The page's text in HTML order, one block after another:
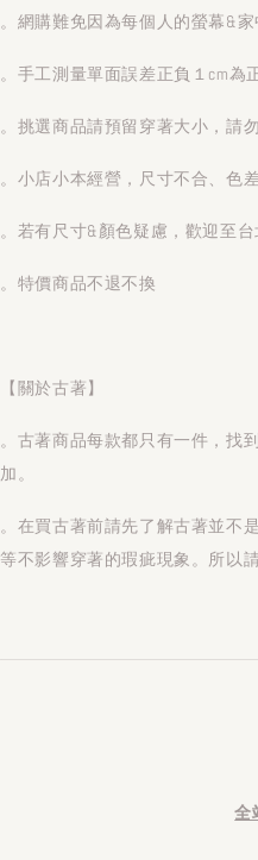
。網購難免因為每個人的螢幕&
。手工測量單面誤差正負１cm為
。挑選商品請預留穿著大小，請
。小店小本經營，尺寸不合、色
。若有尺寸&顏色疑慮，歡迎至
。特價商品不退不換
【關於古著】
。古著商品每款都只有一件，找
加。
。在買古著前請先了解古著並不
等不影響穿著的瑕疵現象。所以
全